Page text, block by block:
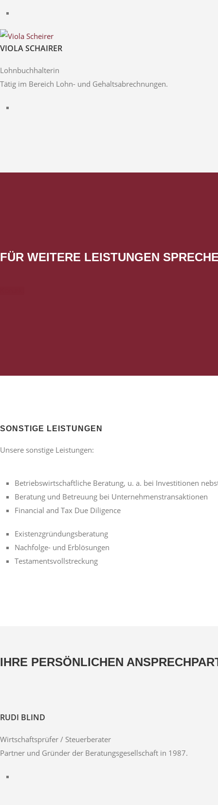
VIOLA SCHAIRER
Lohnbuchhalterin
Tätig im Bereich Lohn- und Gehaltsabrechnungen.
FÜR WEITERE LEISTUNGEN
SONSTIGE LEISTUNGEN
Unsere sonstige Leistungen:
Betriebswirtschaftliche Beratung, u. a. bei Investitionen
Beratung und Betreuung bei Unternehmenstransaktionen
Financial and Tax Due Diligence
Existenzgründungsberatung
Nachfolge- und Erblösungen
Testamentsvollstreckung
IHRE PERSÖNLICHEN
RUDI BLIND
Wirtschaftsprüfer / Steuerberater
Partner und Gründer der Beratungsgesellschaft in 1987.